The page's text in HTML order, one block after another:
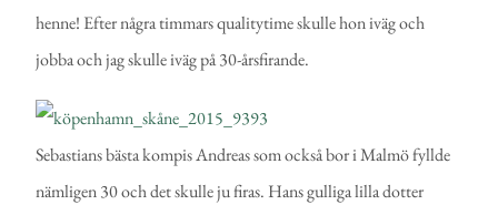
henne! Efter några timmars qualitytime skulle hon iväg och
jobba och jag skulle iväg på 30-årsfirande.
Sebastians bästa kompis Andreas som också bor i Malmö fyllde
nämligen 30 och det skulle ju firas. Hans gulliga lilla dotter